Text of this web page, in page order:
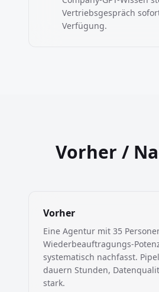
Vertriebsgespräch
Verfügung.
Vorher /
Vorher
Eine Agentur mit 35
Wiederbeauftragungs-
systematisch nachfasst.
dauern Stunden,
stark.